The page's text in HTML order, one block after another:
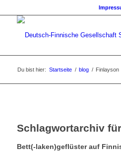
Du bist hier: Startseite / blog / Finlayson
Schlagwortarchiv
Bett(-laken)geflüster auf